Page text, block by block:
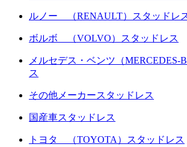
ルノー （RENAULT）スタッドレ
ボルボ （VOLVO）スタッドレス
メルセデス・ベンツ（MERCEDES-
ス
その他メーカースタッドレス
国産車スタッドレス
トヨタ （TOYOTA）スタッドレス